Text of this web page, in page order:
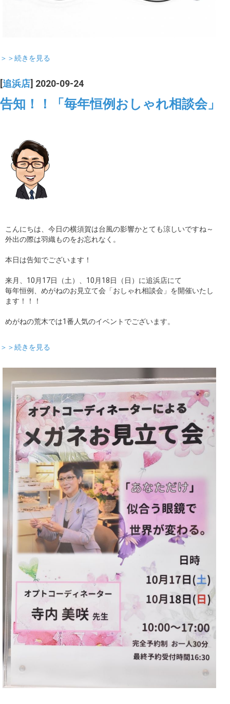
＞＞続きを見る
[追浜店] 2020-09-24
告知！！「毎年恒例おしゃれ相談会」
こんにちは、今日の横須賀は台風の影響かとても涼しいですね～
外出の際は羽織ものをお忘れなく。
本日は告知でございます！
来月、10月17日（土）、10月18日（日）に追浜店にて
毎年恒例、めがねのお見立て会「おしゃれ相談会」を開催いたし
ます！！！
めがねの荒木では1番人気のイベントでございます。
＞＞続きを見る